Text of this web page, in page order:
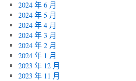
2024 年 6 月
2024 年 5 月
2024 年 4 月
2024 年 3 月
2024 年 2 月
2024 年 1 月
2023 年 12 月
2023 年 11 月